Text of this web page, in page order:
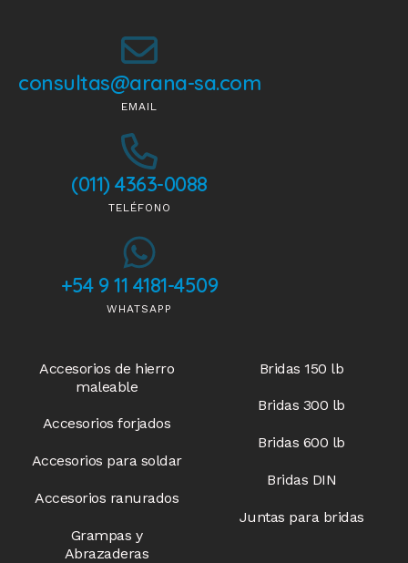
consultas@arana-sa.com
EMAIL
(011) 4363-0088
TELÉFONO
+54 9 11 4181-4509
WHATSAPP
Accesorios de hierro
maleable
Accesorios forjados
Accesorios para soldar
Accesorios ranurados
Grampas y
Abrazaderas
Bridas 150 lb
Bridas 300 lb
Bridas 600 lb
Bridas DIN
Juntas para bridas